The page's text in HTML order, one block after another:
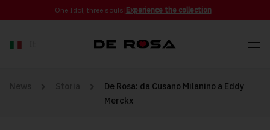
Skip to contentOne Idol, three souls |Experience the collection
It
De Rosa: da Cusano Milanino a Eddy
Merckx